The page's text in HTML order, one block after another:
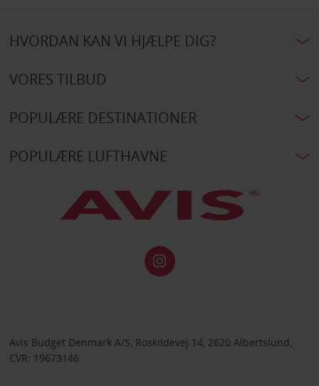
HVORDAN KAN VI HJÆLPE DIG?
VORES TILBUD
POPULÆRE DESTINATIONER
POPULÆRE LUFTHAVNE
Avis Budget Denmark A/S, Roskildevej 14, 2620 Albertslund,
CVR: 19673146